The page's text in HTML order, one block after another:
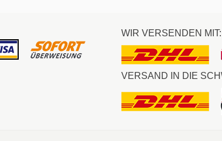
WIR VERSENDEN MIT:
VERSAND IN DIE